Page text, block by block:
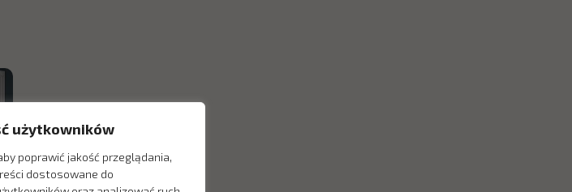
użytkowników
poprawić jakość przeglądania,
dostosowane do